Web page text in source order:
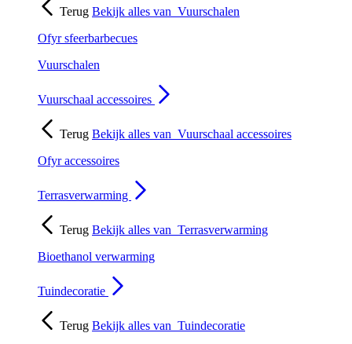
Terug Bekijk alles van Vuurschalen
Ofyr sfeerbarbecues
Vuurschalen
Vuurschaal accessoires
Terug Bekijk alles van Vuurschaal accessoires
Ofyr accessoires
Terrasverwarming
Terug Bekijk alles van Terrasverwarming
Bioethanol verwarming
Tuindecoratie
Terug Bekijk alles van Tuindecoratie